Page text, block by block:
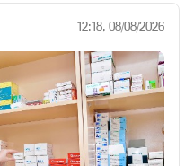
12:18, 08/08/2026